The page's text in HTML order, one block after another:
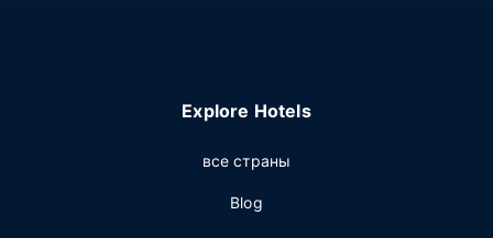
Explore Hotels
все страны
Blog